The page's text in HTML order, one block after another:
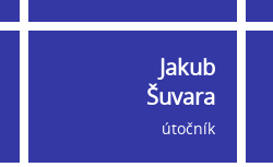
Jakub
Šuvara
útočník